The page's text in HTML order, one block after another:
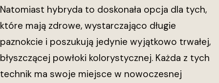
Natomiast hybryda to doskonała opcja dla tych,
które mają zdrowe, wystarczająco długie
paznokcie i poszukują jedynie wyjątkowo trwałej,
błyszczącej powłoki kolorystycznej. Każda z tych
technik ma swoje miejsce w nowoczesnej